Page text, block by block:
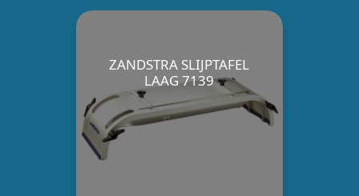
ZANDSTRA SLIJPTAFEL
LAAG 7139